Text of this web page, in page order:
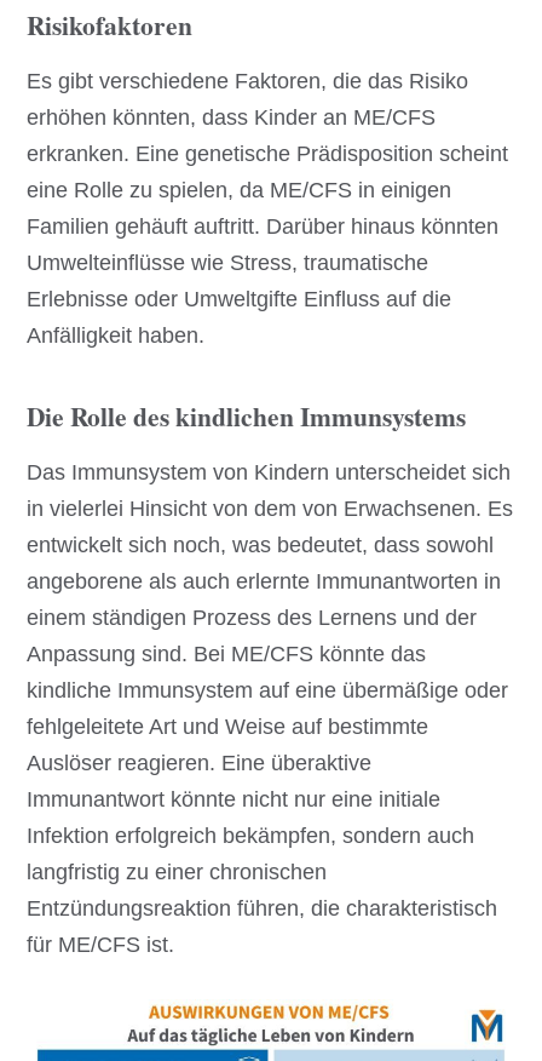
Risikofaktoren
Es gibt verschiedene Faktoren, die das Risiko
erhöhen könnten, dass Kinder an ME/CFS
erkranken. Eine genetische Prädisposition scheint
eine Rolle zu spielen, da ME/CFS in einigen
Familien gehäuft auftritt. Darüber hinaus könnten
Umwelteinflüsse wie Stress, traumatische
Erlebnisse oder Umweltgifte Einfluss auf die
Anfälligkeit haben.
Die Rolle des kindlichen Immunsystems
Das Immunsystem von Kindern unterscheidet sich
in vielerlei Hinsicht von dem von Erwachsenen. Es
entwickelt sich noch, was bedeutet, dass sowohl
angeborene als auch erlernte Immunantworten in
einem ständigen Prozess des Lernens und der
Anpassung sind. Bei ME/CFS könnte das
kindliche Immunsystem auf eine übermäßige oder
fehlgeleitete Art und Weise auf bestimmte
Auslöser reagieren. Eine überaktive
Immunantwort könnte nicht nur eine initiale
Infektion erfolgreich bekämpfen, sondern auch
langfristig zu einer chronischen
Entzündungsreaktion führen, die charakteristisch
für ME/CFS ist.